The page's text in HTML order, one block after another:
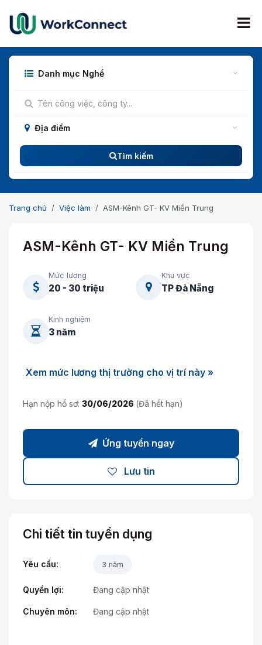
Bỏ qua để đến Nội dung
Danh mục Nghề
Địa điểm
Tìm kiếm
Trang chủ Việc làm ASM-Kênh GT- KV Miền Trung
ASM-Kênh GT- KV Miền Trung
Mức lương
20 - 30 triệu
Khu vực
TP Đà Nẵng
Kinh nghiệm
3 năm
Xem mức lương thị trường cho vị trí này »
Hạn nộp hồ sơ: 30/06/2026 (Đã hết hạn)
Ứng tuyển ngay
Lưu tin
Chi tiết tin tuyển dụng
Yêu cầu: 3 năm
Quyền lợi: Đang cập nhật
Chuyên môn: Đang cập nhật